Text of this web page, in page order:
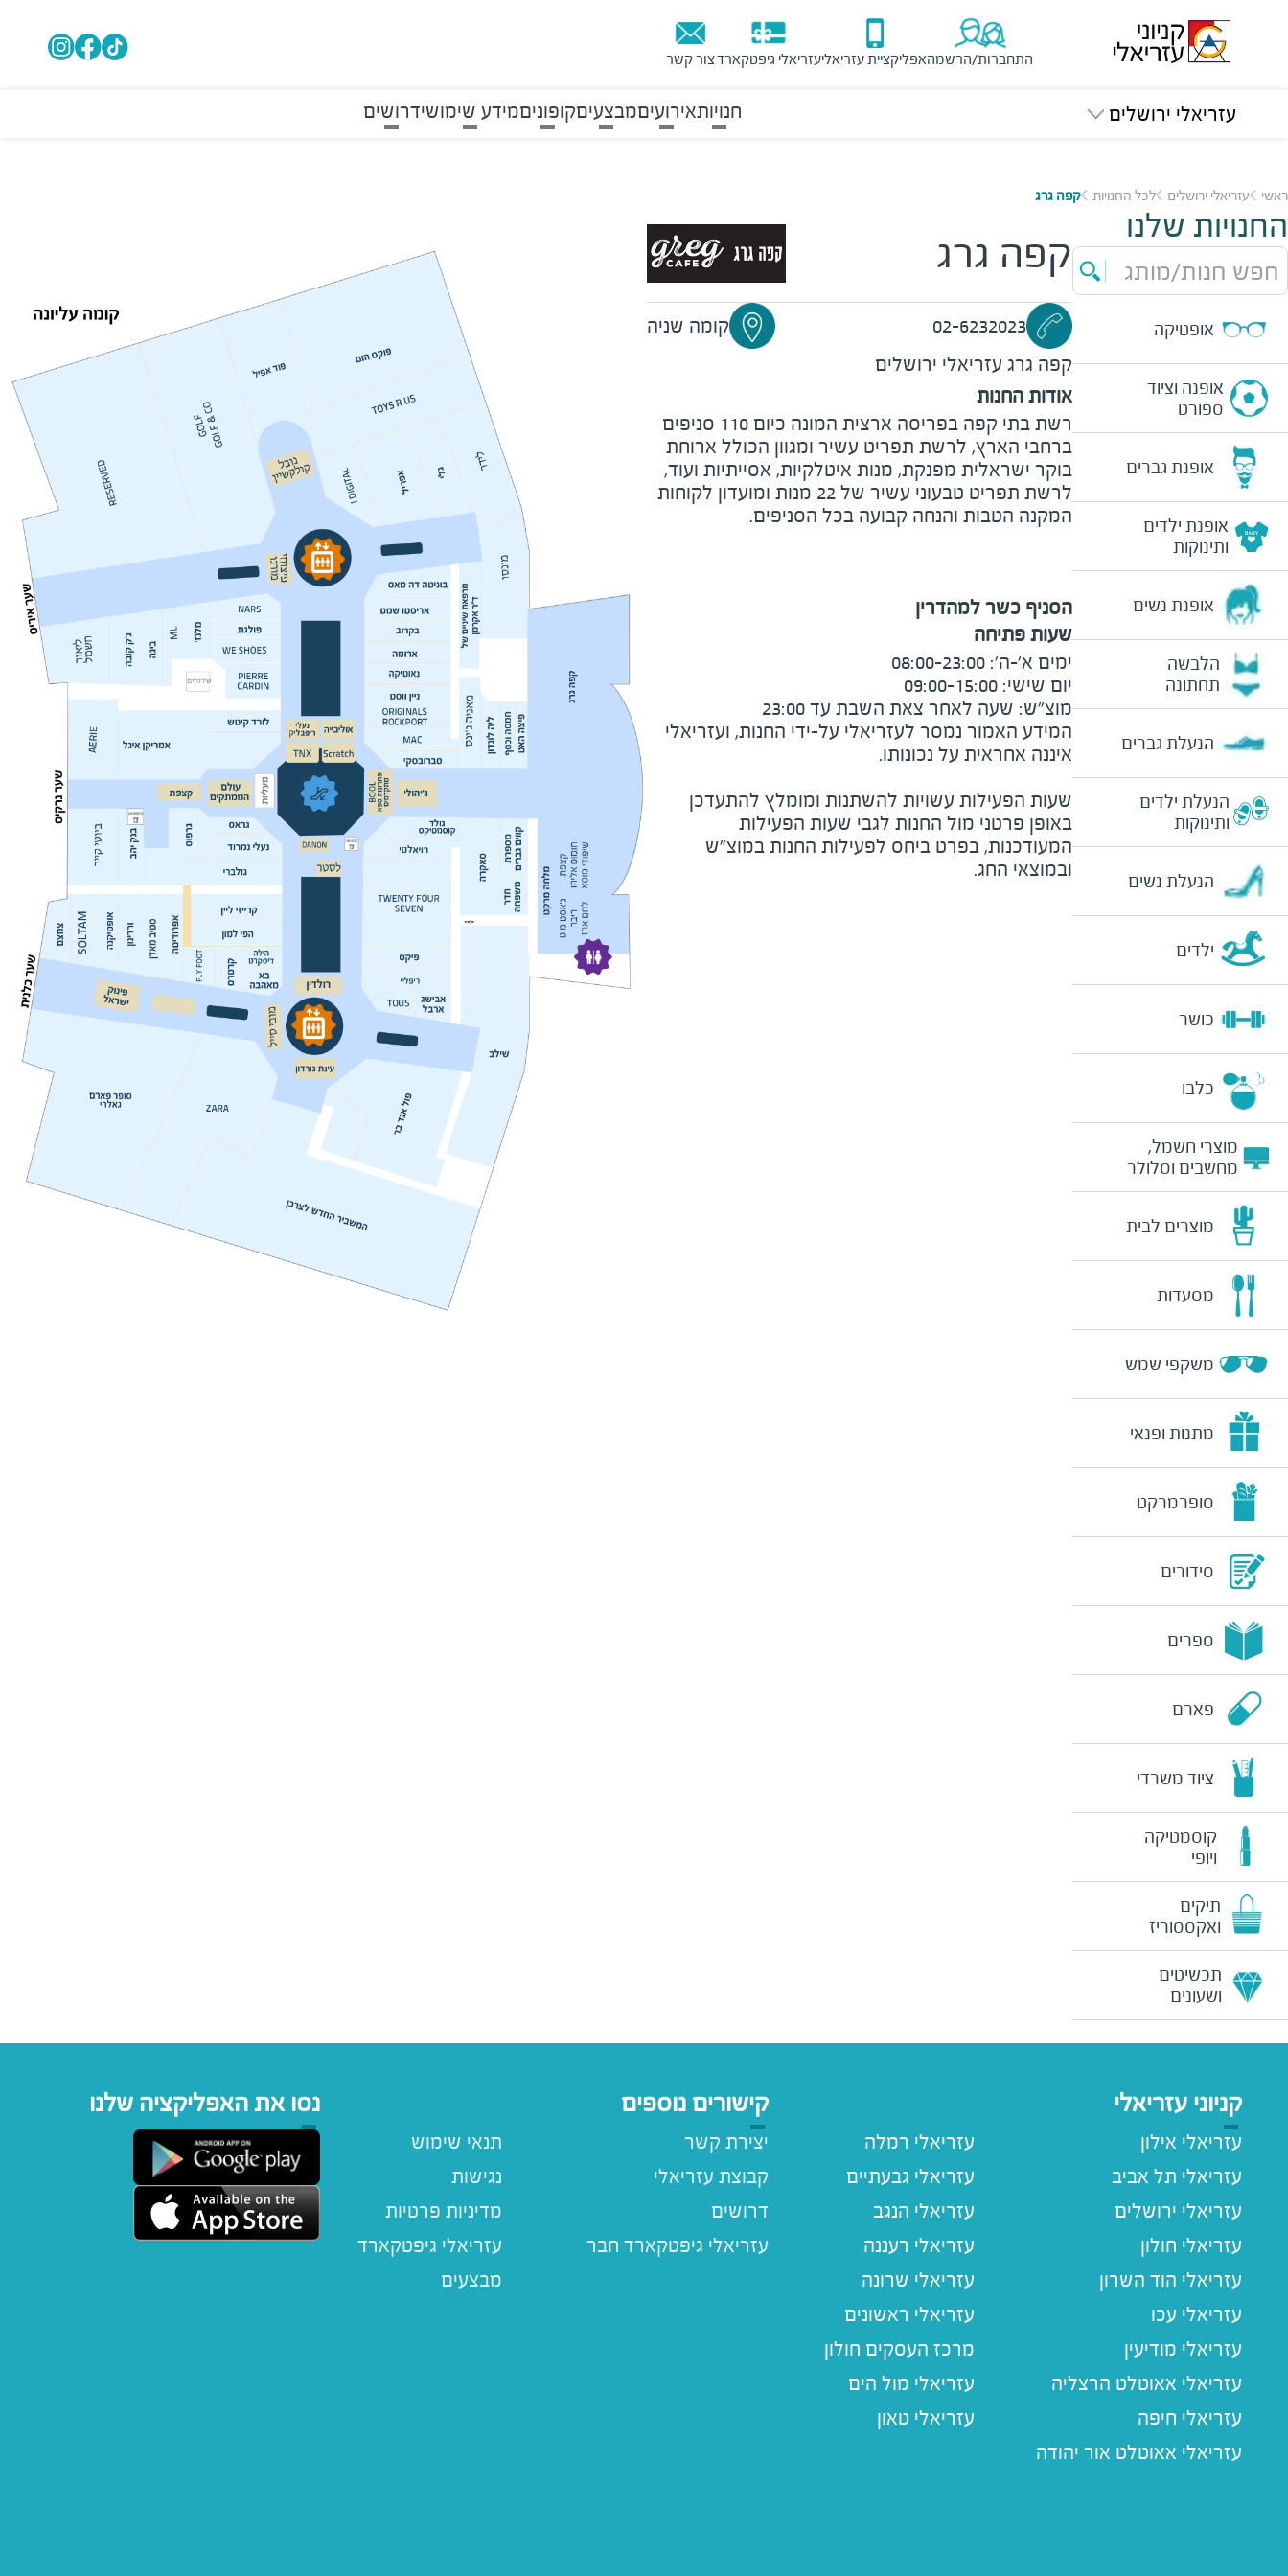
התחברות/הרשמהאפליקציית עזריאליעזריאלי גיפטקארדצור קשר
עזריאלי ירושלים חנויותאירועיםמבצעיםקופוניםמידע שימושידרושים
ראשי עזריאלי ירושלים לכל החנויות קפה גרג
החנויות שלנו
חפש חנות/מותג
אופטיקה
אופנה וציוד
ספורט
אופנת גברים
אופנת ילדים
ותינוקות
אופנת נשים
הלבשה
תחתונה
הנעלת גברים
הנעלת ילדים
ותינוקות
הנעלת נשים
ילדים
כושר
כלבו
מוצרי חשמל,
מחשבים וסלולר
מוצרים לבית
מסעדות
משקפי שמש
מתנות ופנאי
סופרמרקט
סידורים
ספרים
פארם
ציוד משרדי
קוסמטיקה
ויופי
תיקים
ואקססוריז
תכשיטים
ושעונים
קפה גרג
02-6232023
קומה שניה
קפה גרג עזריאלי ירושלים
אודות החנות
רשת בתי קפה בפריסה ארצית המונה כיום 110 סניפים
ברחבי הארץ, לרשת תפריט עשיר ומגוון הכולל ארוחת
בוקר ישראלית מפנקת, מנות איטלקיות, אסייתיות ועוד,
לרשת תפריט טבעוני עשיר של 22 מנות ומועדון לקוחות
המקנה הטבות והנחה קבועה בכל הסניפים.
הסניף כשר למהדרין
שעות פתיחה
מוצ"ש: שעה לאחר צאת השבת עד 23:00
המידע האמור נמסר לעזריאלי על-ידי החנות, ועזריאלי
שעות הפעילות עשויות להשתנות ומומלץ להתעדכן
באופן פרטני מול החנות לגבי שעות הפעילות
המעודכנות, בפרט ביחס לפעילות החנות במוצ"ש
ובמוצאי החג.
קניוני עזריאלי
עזריאלי אילון
עזריאלי תל אביב
עזריאלי ירושלים
עזריאלי חולון
עזריאלי הוד השרון
עזריאלי עכו
עזריאלי מודיעין
עזריאלי אאוטלט הרצליה
עזריאלי חיפה
עזריאלי אאוטלט אור יהודה
עזריאלי רמלה
עזריאלי גבעתיים
עזריאלי הנגב
עזריאלי רעננה
עזריאלי שרונה
עזריאלי ראשונים
מרכז העסקים חולון
עזריאלי מול הים
עזריאלי טאון
קישורים נוספים
תנאי שימוש
נגישות
מדיניות פרטיות
עזריאלי גיפטקארד
מבצעים
יצירת קשר
קבוצת עזריאלי
דרושים
נסו את האפליקציה שלנו